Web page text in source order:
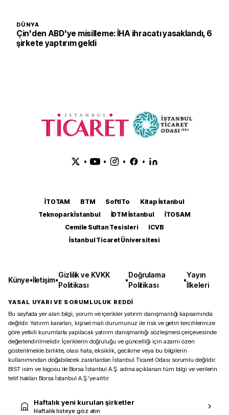
DÜNYA
Çin'den ABD'ye misilleme: İHA ihracatı yasaklandı, 6
şirkete yaptırım geldi
• • • •
İTOTAM BTM SoftITo
Kitap İstanbul
Teknopark İstanbul
İDTM İstanbul
İTOSAM
Cemile Sultan Tesisleri
ICVB
İstanbul Ticaret Üniversitesi
Künye•İletişim•
Gizlilik ve KVKK
Politikası
•
Doğrulama
Politikası
•
Yayın
İlkeleri
YASAL UYARI VE SORUMLULUK REDDİ
Bu sayfada yer alan bilgi, yorum ve içerikler yatırım danışmanlığı kapsamında
değildir. Yatırım kararları, kişisel mali durumunuz ile risk ve getiri tercihlerinize
göre yetkili kurumlarla yapılacak yatırım danışmanlığı sözleşmesi çerçevesinde
değerlendirilmelidir. İçeriklerin doğruluğu ve güncelliği için azami özen
gösterilmekle birlikte, olası hata, eksiklik, gecikme veya bu bilgilerin
kullanımından doğabilecek zararlardan İstanbul Ticaret Odası sorumlu değildir.
BIST isim ve logosu ile Borsa İstanbul A.Ş. adına açıklanan tüm bilgi ve verilerin
telif hakları Borsa İstanbul A.Ş.’ye aittir.
Haftalık yeni kurulan şirketler
Haftalık listeye göz atın